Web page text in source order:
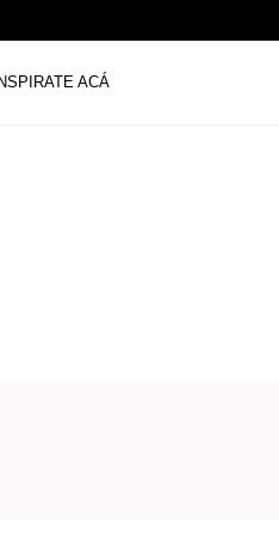
INSPIRATE ACÁ